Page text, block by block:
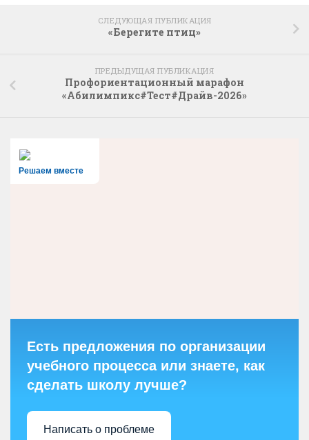
СЛЕДУЮЩАЯ ПУБЛИКАЦИЯ
«Берегите птиц»
ПРЕДЫДУЩАЯ ПУБЛИКАЦИЯ
Профориентационный марафон
«Абилимпикс#Тест#Драйв-2026»
Решаем вместе
Есть предложения по организации
учебного процесса или знаете, как
сделать школу лучше?
Написать о проблеме